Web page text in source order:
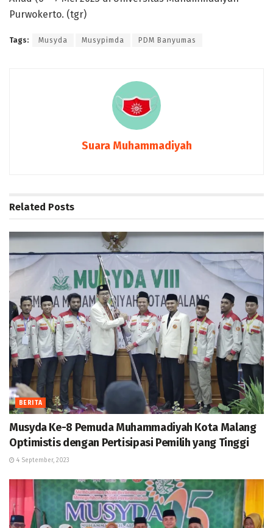
Purwokerto. (tgr)
Tags: Musyda Musypimda PDM Banyumas
Suara Muhammadiyah
Related Posts
BERITA
Musyda Ke-8 Pemuda Muhammadiyah Kota Malang
Optimistis dengan Pertisipasi Pemilih yang Tinggi
4 September, 2023